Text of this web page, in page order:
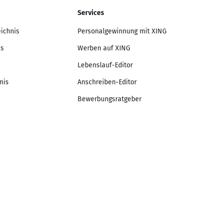
Services
Personalgewinnung mit XING
Werben auf XING
Lebenslauf-Editor
Anschreiben-Editor
Bewerbungsratgeber